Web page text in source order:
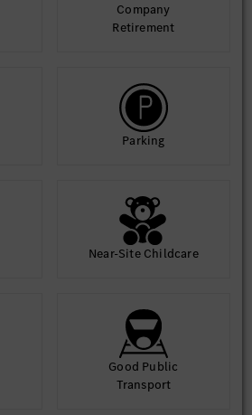
Company
Retirement
Parking
Near-Site Childcare
Good Public
Transport